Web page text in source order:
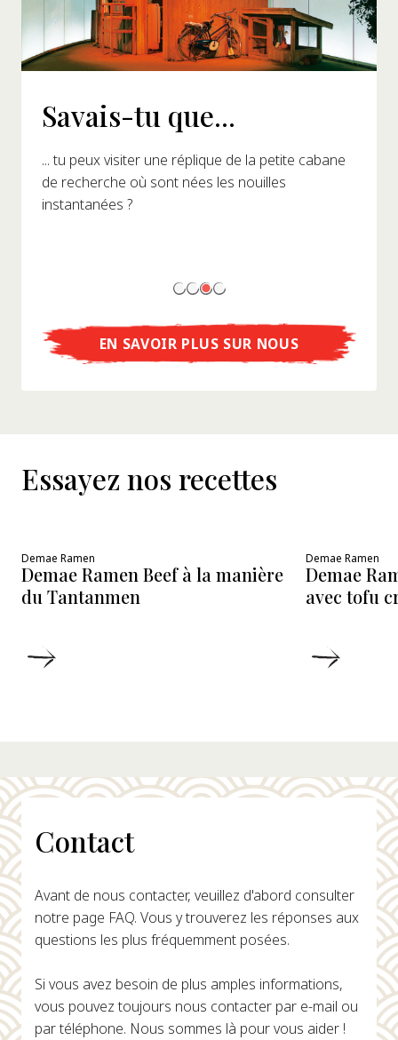
Savais-tu que...
... tu peux visiter une réplique de la petite cabane
de recherche où sont nées les nouilles
instantanées ?
EN SAVOIR PLUS SUR NOUS
Essayez nos recettes
Demae Ramen
Demae Ramen Beef à la manière
du Tantanmen
Demae Ramen
Demae
avec tofu
Contact
Avant de nous contacter, veuillez d'abord consulter
notre page FAQ. Vous y trouverez les réponses aux
questions les plus fréquemment posées.
Si vous avez besoin de plus amples informations,
vous pouvez toujours nous contacter par e-mail ou
par téléphone. Nous sommes là pour vous aider !